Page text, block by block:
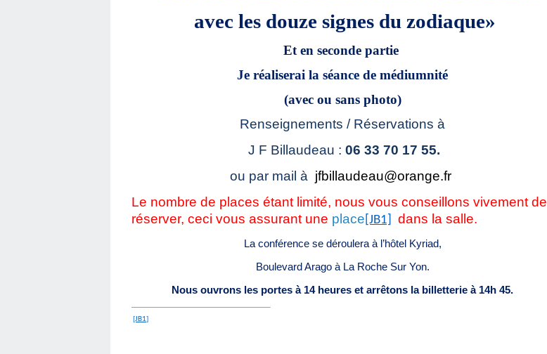
avec les douze signes du zodiaque»
Et en seconde partie
Je réaliserai la séance de médiumnité
(avec ou sans photo)
Renseignements / Réservations à
J F Billaudeau : 06 33 70 17 55.
ou par mail à jfbillaudeau@orange.fr
Le nombre de places étant limité, nous vous conseillons vivement de
réserver, ceci vous assurant une place [JB1] dans la salle.
La conférence se déroulera à l’hôtel Kyriad,
Boulevard Arago à La Roche Sur Yon.
Nous ouvrons les portes à 14 heures et arrêtons la billetterie à 14h 45.
[JB1]